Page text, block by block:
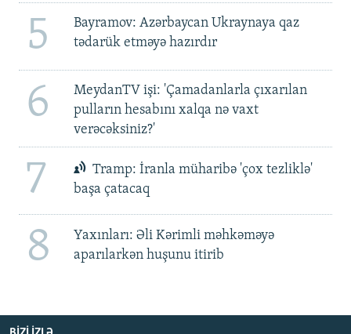
5
Bayramov: Azərbaycan Ukraynaya qaz
tədarük etməyə hazırdır
6
MeydanTV işi: 'Çamadanlarla çıxarılan
pulların hesabını xalqa nə vaxt
verəcəksiniz?'
7
Tramp: İranla müharibə 'çox tezliklə'
başa çatacaq
8
Yaxınları: Əli Kərimli məhkəməyə
aparılarkən huşunu itirib